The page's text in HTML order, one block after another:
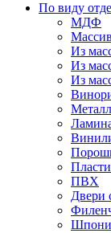
По виду
МДФ
Из
Из
Из
ПВХ
Двери